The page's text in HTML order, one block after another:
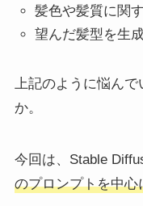
髪色や髪質に関
望んだ髪型を生
上記のように悩んで
か。
今回は、Stable
のプロンプトを中心